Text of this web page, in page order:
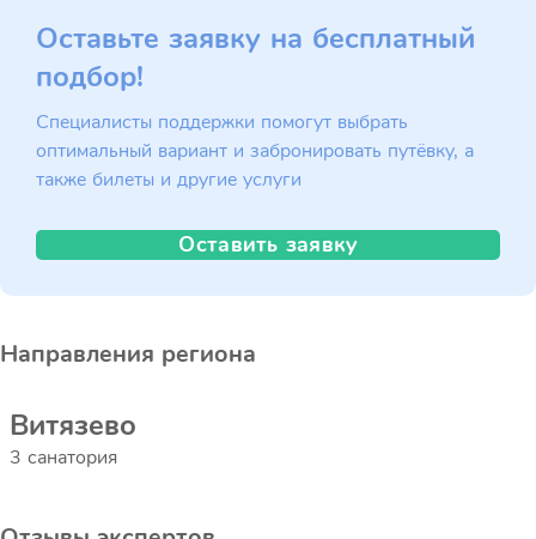
Оставьте заявку на бесплатный
подбор!
Специалисты поддержки помогут выбрать
оптимальный вариант и забронировать путёвку, а
также билеты и другие услуги
Оставить заявку
Направления региона
Витязево
3 санатория